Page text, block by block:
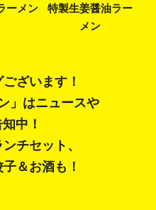
ーメン
特製生姜醤油ラー
メン
ざいます！
」はニュースや
中！
チセット、
＆お酒も！